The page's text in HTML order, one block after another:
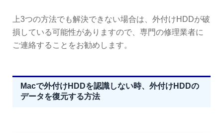
上3つの方法でも解決できない場合は、外付けHDDが破
損している可能性がありますので、専門の修理業者に
ご連絡することをお勧めします。
Macで外付けHDDを認識しない時、外付けHDDの
データを復元する方法